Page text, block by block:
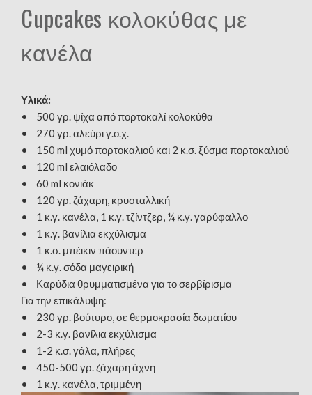
Cupcakes κολοκύθας με
κανέλα
Υλικά:
• 500 γρ. ψίχα από πορτοκαλί κολοκύθα
• 270 γρ. αλεύρι γ.ο.χ.
• 150 ml χυμό πορτοκαλιού και 2 κ.σ. ξύσμα πορτοκαλιού
• 120 ml ελαιόλαδο
• 60 ml κονιάκ
• 120 γρ. ζάχαρη, κρυσταλλική
• 1 κ.γ. κανέλα, 1 κ.γ. τζίντζερ, ¼ κ.γ. γαρύφαλλο
• 1 κ.γ. βανίλια εκχύλισμα
• 1 κ.σ. μπέικιν πάουντερ
• ¼ κ.γ. σόδα μαγειρική
• Καρύδια θρυμματισμένα για το σερβίρισμα
Για την επικάλυψη:
• 230 γρ. βούτυρο, σε θερμοκρασία δωματίου
• 2-3 κ.γ. βανίλια εκχύλισμα
• 1-2 κ.σ. γάλα, πλήρες
• 450-500 γρ. ζάχαρη άχνη
• 1 κ.γ. κανέλα, τριμμένη